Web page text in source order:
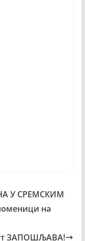
У СРЕМСКИМ
на
ЗАПОШЉАВА!